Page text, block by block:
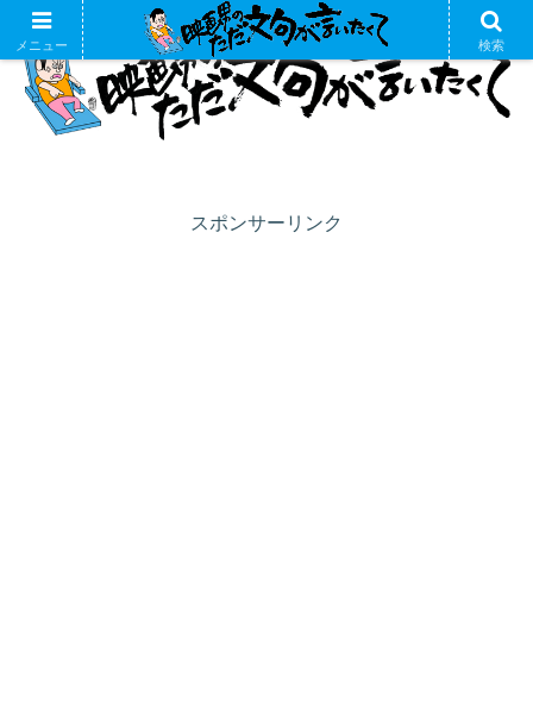
スポンサーリンク
メニュー 検索